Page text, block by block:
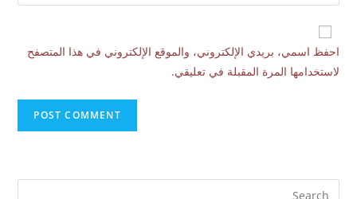
احفظ اسمي، بريدي الإلكتروني، والموقع الإلكتروني في هذا المتصفح
لاستخدامها المرة المقبلة في تعليقي.